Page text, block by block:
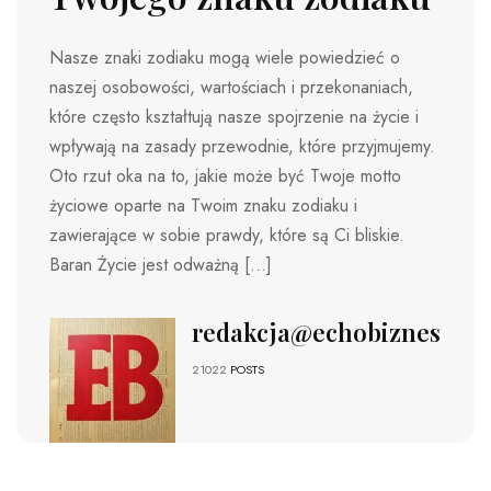
Nasze znaki zodiaku mogą wiele powiedzieć o
naszej osobowości, wartościach i przekonaniach,
które często kształtują nasze spojrzenie na życie i
wpływają na zasady przewodnie, które przyjmujemy.
Oto rzut oka na to, jakie może być Twoje motto
życiowe oparte na Twoim znaku zodiaku i
zawierające w sobie prawdy, które są Ci bliskie.
Baran Życie jest odważną […]
redakcja@echobiznesu.pl
21022 POSTS